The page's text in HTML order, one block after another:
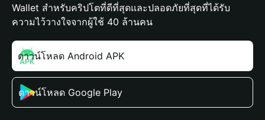
Wallet สำหรับคริปโตที่ดีที่สุดและปลอดภัยที่สุดที่ได้รับ
ความไว้วางใจจากผู้ใช้ 40 ล้านคน
ดาวน์โหลด Android APK
ดาวน์โหลด Google Play